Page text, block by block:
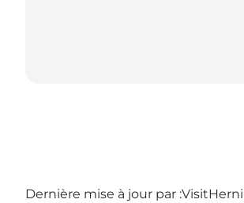
Dernière mise à jour par :